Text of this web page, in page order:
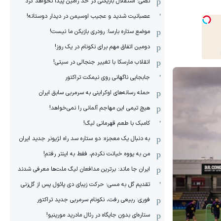
عصبانیت شدید و عجیب اوسیمن در دیدار دوستانه!
موضع ستاره بارسا: رودری بازیکن ما نیست!
دومین اتفاق مهم برای نکونام در یک روز!
انقلاب مارسکا با تغییر جنجالی در سیتی!
جابجایی ناگهانی روی نیمکت تراکتور
حمله رسانه‌های اوکراینی به سرمربی سابق ایران
هیچ‌ تیمی این مهاجم آلمانی را نمی‌خواهد!
کامبک با طعم قهرمانی لیگ!
به دنبال یک معجزه: دو ستاره سد راه لژیونر جدید ایران
من به یووه خیانت نکردم، فقط به اینتر رفتم!
ایران جا ماند: برترین مدافعان لیگ ملت‌ها معرفی شدند
تقدیم گل به مسی؛ حرکت زیبای دی پائول پس از گل‌زنی
فوری: ربیعی رفت، نکونام سرمربی جدید تراکتور
ستاره‌ای بدون جایگاه در رئال مادرید مورینیو!